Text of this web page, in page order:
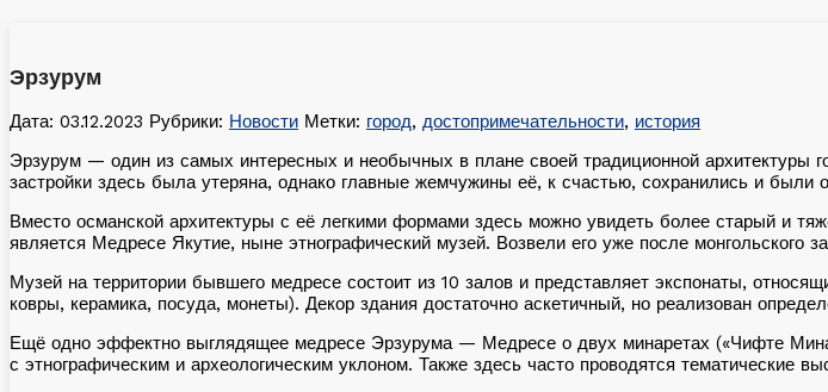
Эрзурум
Дата: 03.12.2023 Рубрики: Новости Метки: город, достопримечательности, история
Эрзурум — один из самых интересных и необычных в плане своей традиционной архитектуры
застройки здесь была утеряна, однако главные жемчужины её, к счастью, сохранились и были
Вместо османской архитектуры с её легкими формами здесь можно увидеть более старый и
является Медресе Якутие, ныне этнографический музей. Возвели его уже после монгольского
Музей на территории бывшего медресе состоит из 10 залов и представляет экспонаты,
ковры, керамика, посуда, монеты). Декор здания достаточно аскетичный, но реализован
Ещё одно эффектно выглядящее медресе Эрзурума — Медресе о двух минаретах («Чифте
с этнографическим и археологическим уклоном. Также здесь часто проводятся тематические